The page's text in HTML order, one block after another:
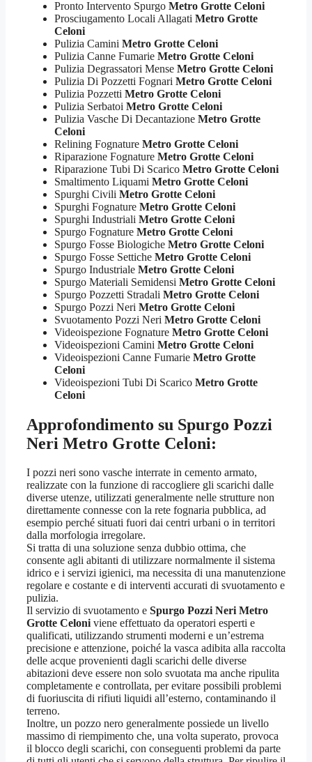
Pronto Intervento Spurgo Metro Grotte Celoni
Prosciugamento Locali Allagati Metro Grotte
Celoni
Pulizia Camini Metro Grotte Celoni
Pulizia Canne Fumarie Metro Grotte Celoni
Pulizia Degrassatori Mense Metro Grotte Celoni
Pulizia Di Pozzetti Fognari Metro Grotte Celoni
Pulizia Pozzetti Metro Grotte Celoni
Pulizia Serbatoi Metro Grotte Celoni
Pulizia Vasche Di Decantazione Metro Grotte
Celoni
Relining Fognature Metro Grotte Celoni
Riparazione Fognature Metro Grotte Celoni
Riparazione Tubi Di Scarico Metro Grotte Celoni
Smaltimento Liquami Metro Grotte Celoni
Spurghi Civili Metro Grotte Celoni
Spurghi Fognature Metro Grotte Celoni
Spurghi Industriali Metro Grotte Celoni
Spurgo Fognature Metro Grotte Celoni
Spurgo Fosse Biologiche Metro Grotte Celoni
Spurgo Fosse Settiche Metro Grotte Celoni
Spurgo Industriale Metro Grotte Celoni
Spurgo Materiali Semidensi Metro Grotte Celoni
Spurgo Pozzetti Stradali Metro Grotte Celoni
Spurgo Pozzi Neri Metro Grotte Celoni
Svuotamento Pozzi Neri Metro Grotte Celoni
Videoispezione Fognature Metro Grotte Celoni
Videoispezioni Camini Metro Grotte Celoni
Videoispezioni Canne Fumarie Metro Grotte
Celoni
Videoispezioni Tubi Di Scarico Metro Grotte
Celoni
Approfondimento su Spurgo Pozzi
Neri Metro Grotte Celoni:
I pozzi neri sono vasche interrate in cemento armato,
realizzate con la funzione di raccogliere gli scarichi dalle
diverse utenze, utilizzati generalmente nelle strutture non
direttamente connesse con la rete fognaria pubblica, ad
esempio perché situati fuori dai centri urbani o in territori
dalla morfologia irregolare.
Si tratta di una soluzione senza dubbio ottima, che
consente agli abitanti di utilizzare normalmente il sistema
idrico e i servizi igienici, ma necessita di una manutenzione
regolare e costante e di interventi accurati di svuotamento e
pulizia.
Il servizio di svuotamento e Spurgo Pozzi Neri Metro
Grotte Celoniviene effettuato da operatori esperti e
qualificati, utilizzando strumenti moderni e un’estrema
precisione e attenzione, poiché la vasca adibita alla raccolta
delle acque provenienti dagli scarichi delle diverse
abitazioni deve essere non solo svuotata ma anche ripulita
completamente e controllata, per evitare possibili problemi
di fuoriuscita di rifiuti liquidi all’esterno, contaminando il
terreno.
Inoltre, un pozzo nero generalmente possiede un livello
massimo di riempimento che, una volta superato, provoca
il blocco degli scarichi, con conseguenti problemi da parte